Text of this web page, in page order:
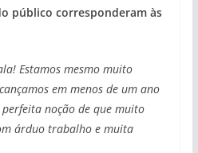
público corresponderam às
Estamos mesmo muito
em menos de um ano
noção de que muito
árduo trabalho e muita